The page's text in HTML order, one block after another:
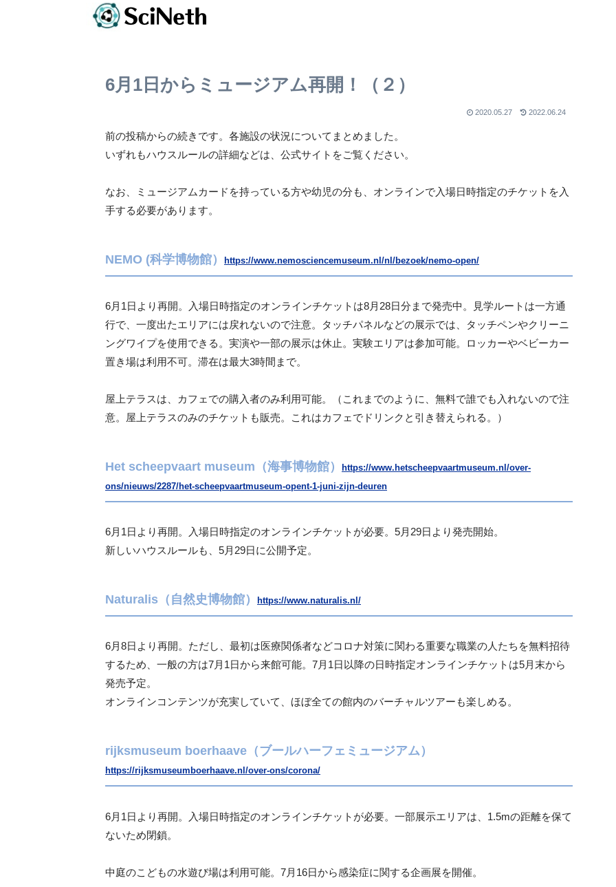
6月1日からミュージアム再開！（２）
2020.05.27 2022.06.24
前の投稿からの続きです。各施設の状況についてまとめました。
いずれもハウスルールの詳細などは、公式サイトをご覧ください。
なお、ミュージアムカードを持っている方や幼児の分も、オンラインで入場日時指定のチケットを入
手する必要があります。
NEMO (科学博物館） https://www.nemosciencemuseum.nl/nl/bezoek/nemo-open/
6月1日より再開。入場日時指定のオンラインチケットは8月28日分まで発売中。見学ルートは一方通
行で、一度出たエリアには戻れないので注意。タッチパネルなどの展示では、タッチペンやクリーニ
ングワイプを使用できる。実演や一部の展示は休止。実験エリアは参加可能。ロッカーやベビーカー
置き場は利用不可。滞在は最大3時間まで。
屋上テラスは、カフェでの購入者のみ利用可能。（これまでのように、無料で誰でも入れないので注
意。屋上テラスのみのチケットも販売。これはカフェでドリンクと引き替えられる。）
Het scheepvaart museum（海事博物館）
https://www.hetscheepvaartmuseum.nl/over-
ons/nieuws/2287/het-scheepvaartmuseum-opent-1-juni-zijn-deuren
6月1日より再開。入場日時指定のオンラインチケットが必要。5月29日より発売開始。
新しいハウスルールも、5月29日に公開予定。
Naturalis（自然史博物館） https://www.naturalis.nl/
6月8日より再開。ただし、最初は医療関係者などコロナ対策に関わる重要な職業の人たちを無料招待
するため、一般の方は7月1日から来館可能。7月1日以降の日時指定オンラインチケットは5月末から
発売予定。
オンラインコンテンツが充実していて、 ほぼ全ての館内のバーチャルツアーも楽しめる。
rijksmuseum boerhaave（ブールハーフェミュージアム）
https://rijksmuseumboerhaave.nl/over-ons/corona/
6月1日より再開。入場日時指定のオンラインチケットが必要。一部展示エリアは、1.5mの距離を保て
ないため閉鎖。
中庭のこどもの水遊び場は利用可能。 7月16日から感染症に関する企画展を開催。